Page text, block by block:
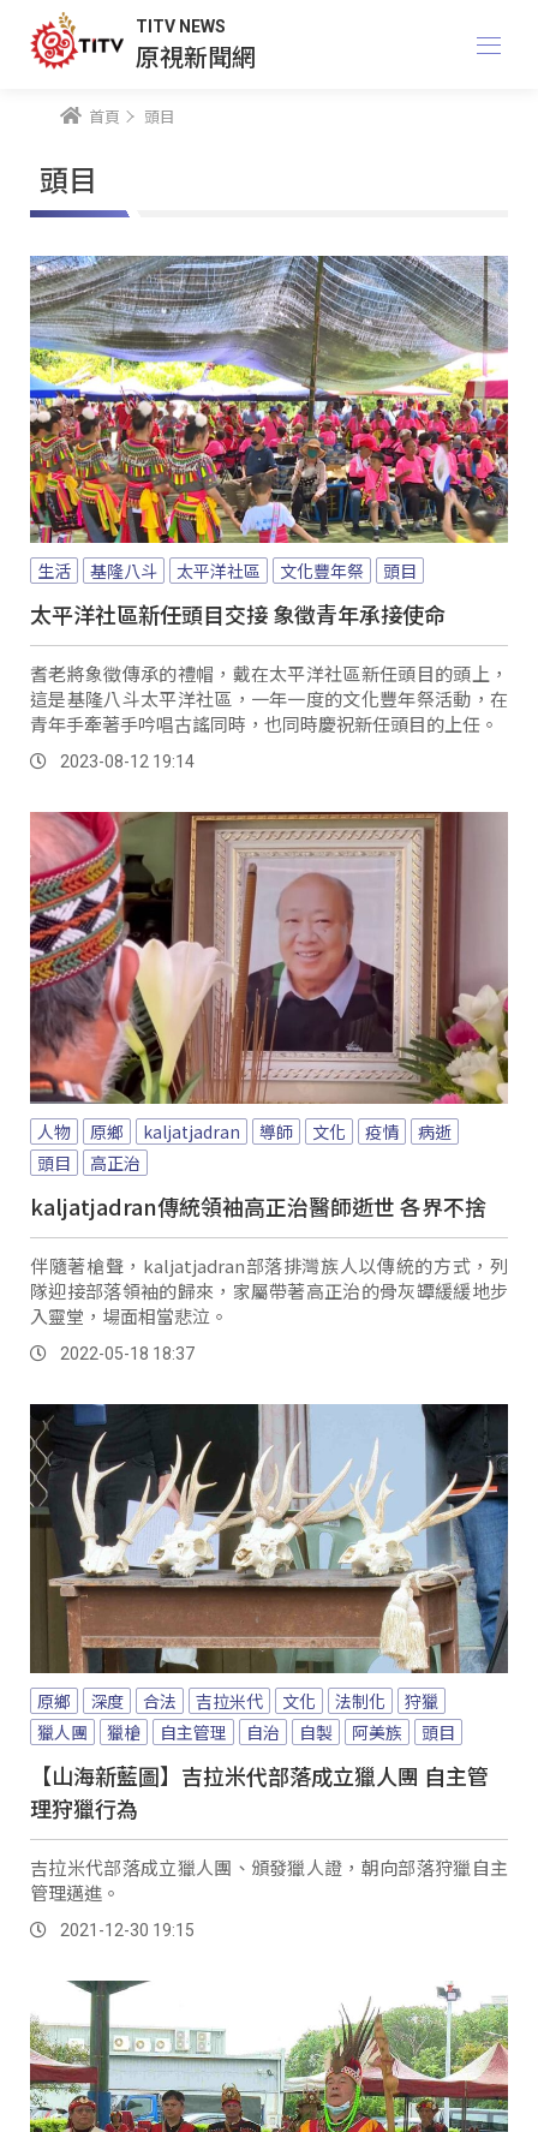
TITV NEWS
原視新聞網
首頁 頭目
頭目
生活 基隆八斗 太平洋社區 文化豐年祭 頭目
太平洋社區新任頭目交接 象徵青年承接使命
耆老將象徵傳承的禮帽，戴在太平洋社區新任頭目的頭上，
這是基隆八斗太平洋社區，一年一度的文化豐年祭活動，在
青年手牽著手吟唱古謠同時，也同時慶祝新任頭目的上任。
2023-08-12 19:14
人物 原鄉 kaljatjadran 導師 文化 疫情
病逝
頭目
高正治
kaljatjadran傳統領袖高正治醫師逝世 各界不捨
伴隨著槍聲，kaljatjadran部落排灣族人以傳統的方式，列
隊迎接部落領袖的歸來，家屬帶著高正治的骨灰罈緩緩地步
入靈堂，場面相當悲泣。
2022-05-18 18:37
原鄉 深度 合法 吉拉米代 文化 法制化
狩獵
獵人團
獵槍 自主管理 自治 自製 阿美族 頭目
【山海新藍圖】吉拉米代部落成立獵人團 自主管
理狩獵行為
吉拉米代部落成立獵人團、頒發獵人證，朝向部落狩獵自主
管理邁進。
2021-12-30 19:15